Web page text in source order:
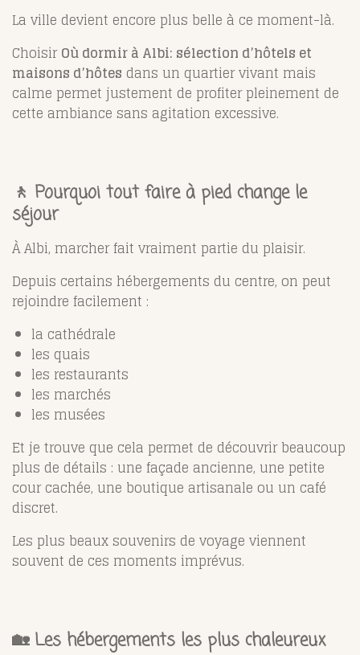
La ville devient encore plus belle à ce moment-là.
ChoisirOù dormir à Albi: sélection d’hôtels et
maisons d’hôtes dans un quartier vivant mais
calme permet justement de profiter pleinement de
cette ambiance sans agitation excessive.
🚶 Pourquoi tout faire à pied change le
séjour
À Albi, marcher fait vraiment partie du plaisir.
Depuis certains hébergements du centre, on peut
rejoindre facilement :
la cathédrale
les quais
les restaurants
les marchés
les musées
Et je trouve que cela permet de découvrir beaucoup
plus de détails : une façade ancienne, une petite
cour cachée, une boutique artisanale ou un café
discret.
Les plus beaux souvenirs de voyage viennent
souvent de ces moments imprévus.
🏡 Les hébergements les plus chaleureux